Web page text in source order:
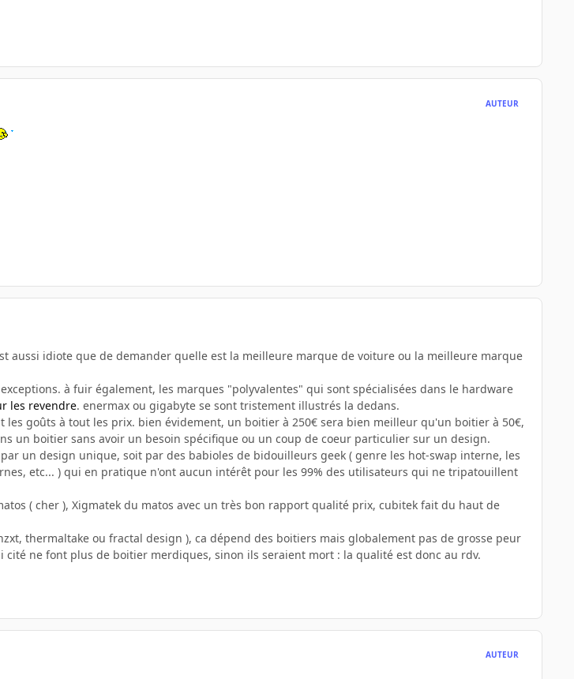
AUTEUR
aussi idiote que de demander quelle est la meilleure marque de voiture ou la meilleure marque
à fuir également, les marques "polyvalentes" qui sont spécialisées dans le hardware
les revendre. enermax ou gigabyte se sont tristement illustrés la dedans.
goûts à tout les prix. bien évidement, un boitier à 250€ sera bien meilleur qu'un boitier à 50€,
un boitier sans avoir un besoin spécifique ou un coup de coeur particulier sur un design.
un design unique, soit par des babioles de bidouilleurs geek ( genre les hot-swap interne, les
etc... ) qui en pratique n'ont aucun intérêt pour les 99% des utilisateurs qui ne tripatouillent
( cher ), Xigmatek du matos avec un très bon rapport qualité prix, cubitek fait du haut de
thermaltake ou fractal design ), ca dépend des boitiers mais globalement pas de grosse peur
cité ne font plus de boitier merdiques, sinon ils seraient mort : la qualité est donc au rdv.
AUTEUR